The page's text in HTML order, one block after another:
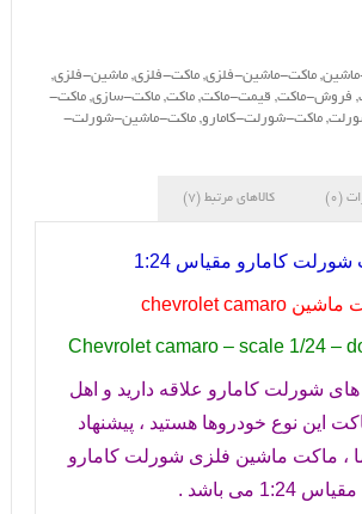
, ماکت-ماشین-فلزی, ماکت-فلزی, ماشین-فلزی,
, فروش-ماکت, قیمت-ماکت, ماکت, ماکت-سازی, ماکت-
, ماکت-شورلت-کامارو, ماکت-ماشین-شورلت-
(0) کالاهای مرتبط (7)
کامارو مقیاس 1:24
ماشین chevrolet camaro
Chevrolet camaro – scale 1/24 –
های شورلت کامارو علاقه دارید و اهل
این نوع خودروها هستید ، پیشنهاد
، ماکت ماشین فلزی شورلت کامارو
مقیاس 1:24 می باشد .